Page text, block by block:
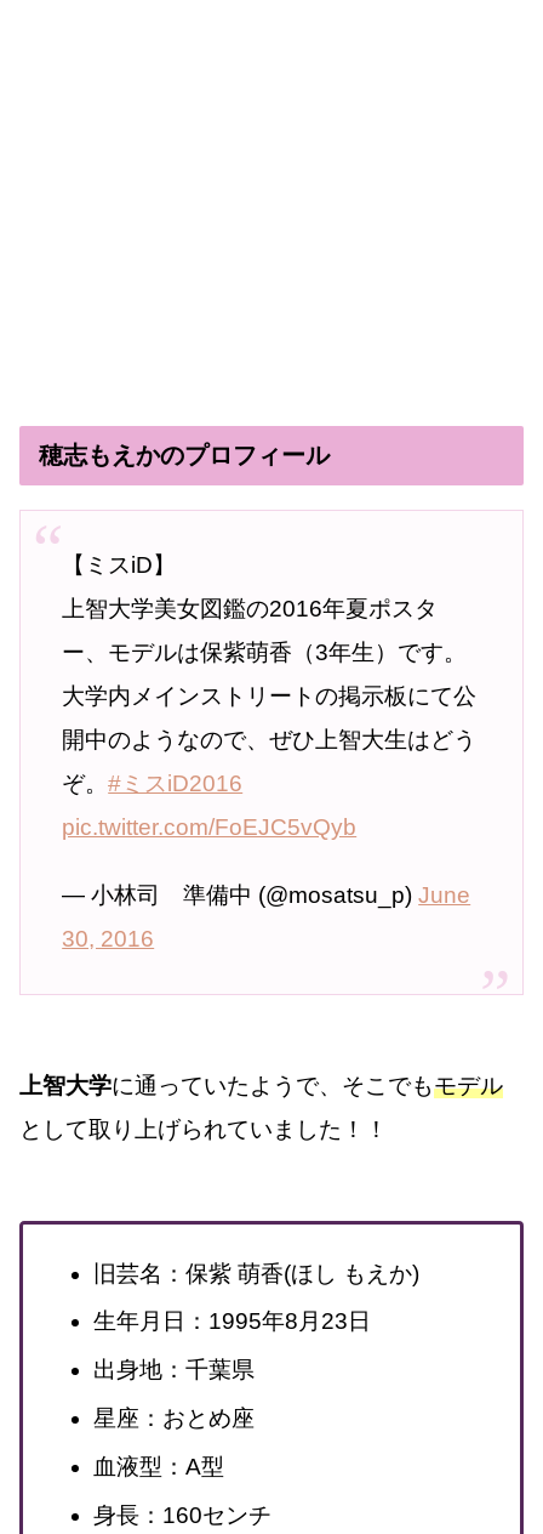
穂志もえかのプロフィール
【ミスiD】
上智大学美女図鑑の2016年夏ポスタ
ー、モデルは保紫萌香（3年生）です。
大学内メインストリートの掲示板にて公
開中のようなので、ぜひ上智大生はどう
ぞ。#ミスiD2016
pic.twitter.com/FoEJC5vQyb
— 小林司 準備中 (@mosatsu_p)June
30, 2016
上智大学に通っていたようで、そこでもモデル
として取り上げられていました！！
旧芸名：保紫 萌香(ほし もえか)
生年月日：1995年8月23日
出身地：千葉県
星座：おとめ座
血液型：A型
身長：160センチ